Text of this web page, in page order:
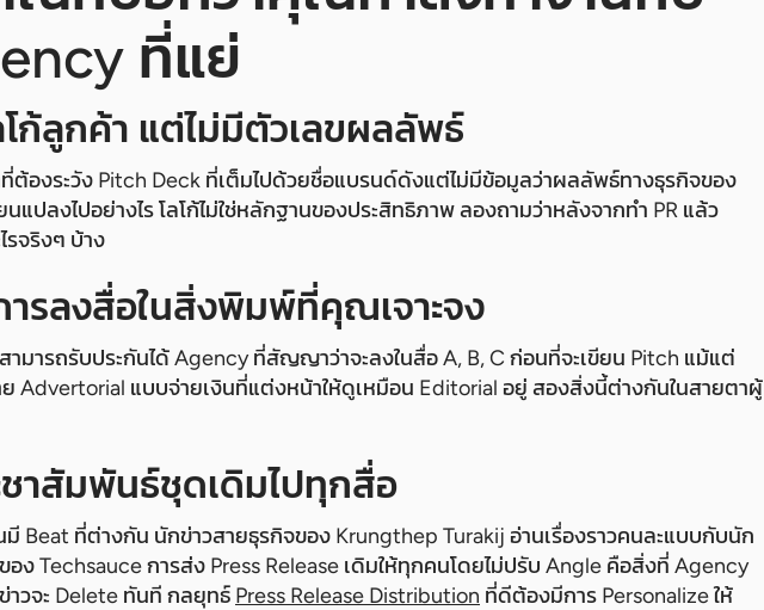
ที่แย่
โก้ลูกค้า แต่ไม่มีตัวเลขผลลัพธ์
งระวัง Pitch Deck ที่เต็มไปด้วยชื่อแบรนด์ดังแต่ไม่มีข้อมูลว่าผลลัพธ์ทางธุรกิจของ
แปลงไปอย่างไร โลโก้ไม่ใช่หลักฐานของประสิทธิภาพ ลองถามว่าหลังจากทำ PR แล้ว
รจริงๆ บ้าง
ารลงสื่อในสิ่งพิมพ์ที่คุณเจาะจง
ามารถรับประกันได้ Agency ที่สัญญาว่าจะลงในสื่อ A, B, C ก่อนที่จะเขียน Pitch แม้แต่
Advertorial แบบจ่ายเงินที่แต่งหน้าให้ดูเหมือน Editorial อยู่ สองสิ่งนี้ต่างกันในสายตาผู้
ชาสัมพันธ์ชุดเดิมไปทุกสื่อ
มี Beat ที่ต่างกัน นักข่าวสายธุรกิจของ Krungthep Turakij อ่านเรื่องราวคนละแบบกับนัก
อง Techsauce การส่ง Press Release เดิมให้ทุกคนโดยไม่ปรับ Angle คือสิ่งที่ Agency
าวจะ Delete ทันที กลยุทธ์ Press Release Distribution ที่ดีต้องมีการ Personalize ให้